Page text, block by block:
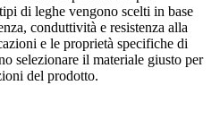
di leghe vengono scelti in base
conduttività e resistenza alla
e le proprietà specifiche di
selezionare il materiale giusto per
del prodotto.